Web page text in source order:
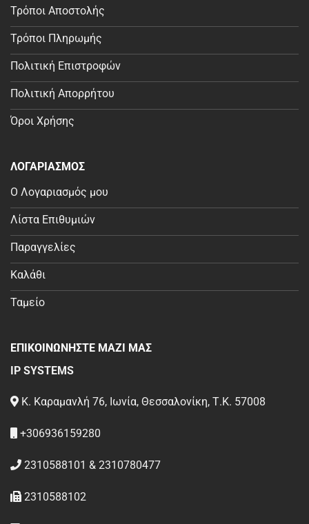
Τρόποι Αποστολής
Τρόποι Πληρωμής
Πολιτική Επιστροφών
Πολιτική Απορρήτου
Όροι Χρήσης
ΛΟΓΑΡΙΑΣΜΟΣ
Ο Λογαριασμός μου
Λίστα Επιθυμιών
Παραγγελίες
Καλάθι
Ταμείο
ΕΠΙΚΟΙΝΩΝΗΣΤΕ ΜΑΖΙ ΜΑΣ
IP SYSTEMS
Κ. Καραμανλή 76, Ιωνία, Θεσσαλονίκη, Τ.Κ. 57008
+306936159280
2310588101 & 2310780477
2310588102